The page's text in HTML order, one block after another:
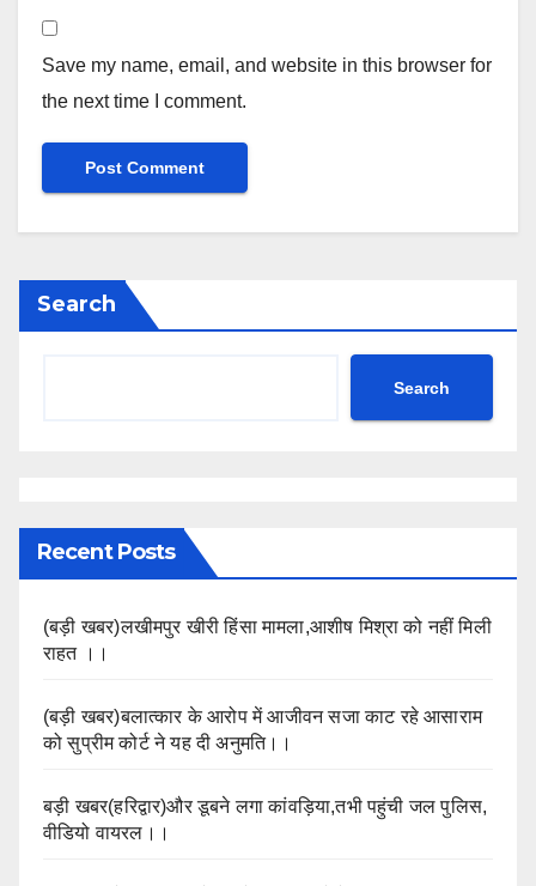
Save my name, email, and website in this browser for
the next time I comment.
Search
Search
Recent Posts
(बड़ी खबर)लखीमपुर खीरी हिंसा मामला,आशीष मिश्रा को नहीं मिली
राहत ।।
(बड़ी खबर)बलात्कार के आरोप में आजीवन सजा काट रहे आसाराम
को सुप्रीम कोर्ट ने यह दी अनुमति।।
बड़ी खबर(हरिद्वार)और डूबने लगा कांवड़िया,तभी पहुंची जल पुलिस,
वीडियो वायरल।।